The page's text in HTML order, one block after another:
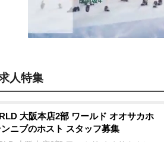
人特集
大阪本店2部 ワールド オオサカホ
ニブのホスト スタッフ募集